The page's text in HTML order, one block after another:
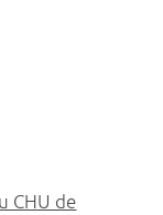
CHU de